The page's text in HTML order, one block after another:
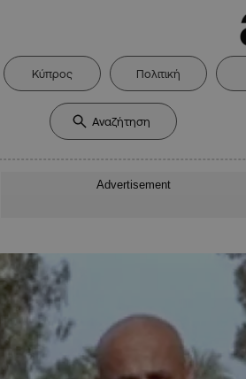
Κύπρος Πολιτική
Advertisement